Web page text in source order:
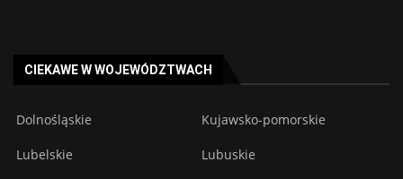
CIEKAWE W WOJEWÓDZTWACH
Dolnośląskie Kujawsko-pomorskie
Lubelskie Lubuskie